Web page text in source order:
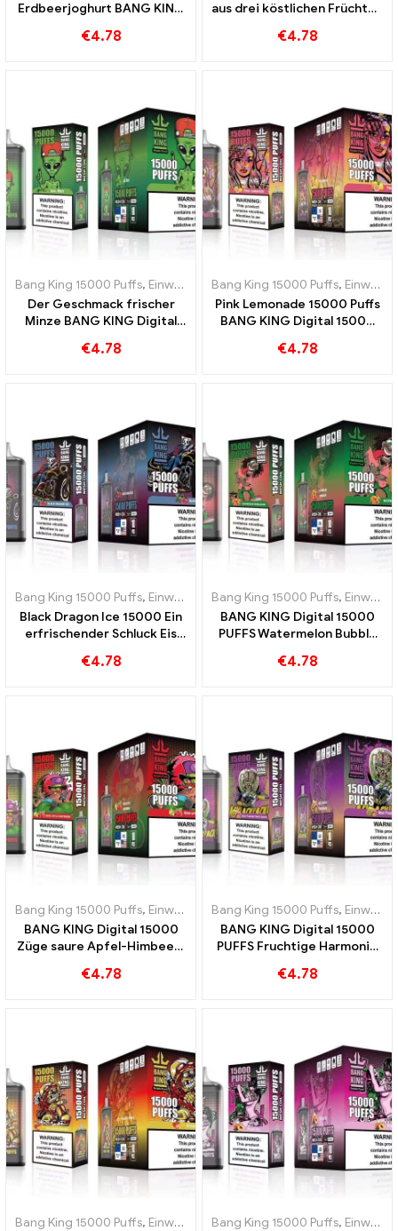
Erdbeerjoghurt BANG KING
€4.78
aus drei köstlichen Früchten
BANG KING Digital 15000
€4.78
Bang King 15000 Puffs, Einweg-E-Zigaretten Schweden ,Einweg-
Der Geschmack frischer
Minze BANG KING Digital
15000 Puffs
€4.78
Bang King 15000 Puffs, Einweg-E-Zigaretten Schweden
Pink Lemonade 15000 Puffs
BANG KING Digital 15000
Erlebnis
€4.78
Bang King 15000 Puffs, Einweg-E-Zigaretten Schweden ,Einweg-
Black Dragon Ice 15000 Ein
erfrischender Schluck Eis
Digital 15000 PUFFS
€4.78
Bang King 15000 Puffs, Einweg-E-Zigaretten Schweden
BANG KING Digital 15000
PUFFS Watermelon Bubble
Ihren Gaumen verzaubern
€4.78
Bang King 15000 Puffs, Einweg-E-Zigaretten Schweden ,Einweg-
BANG KING Digital 15000
Züge saure Apfel-Himbeer-
Züge
€4.78
Bang King 15000 Puffs, Einweg-E-Zigaretten Schweden
BANG KING Digital 15000
PUFFS Fruchtige Harmonie
Guave
€4.78
Bang King 15000 Puffs, Einweg-E-Zigaretten Schweden ,Einweg-
Bang King 15000 Puffs, Einweg-E-Zigaretten Schweden